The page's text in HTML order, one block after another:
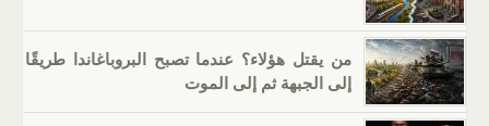
من يقتل هؤلاء؟ عندما تصبح البروباغاندا طريقًا
إلى الجبهة ثم إلى الموت